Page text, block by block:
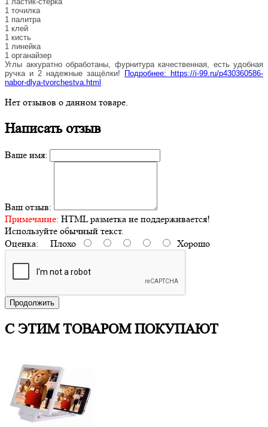
1 точилка
1 палитра
1 клей
1 кисть
1 линейка
1 органайзер
Углы аккуратно обработаны, фурнитура качественная, есть удобная
ручка и 2 надежные защёлки!
Подробнее: https://i-99.ru/p430360586-
nabor-dlya-tvorchestva.html
Нет отзывов о данном товаре.
Написать отзыв
Ваше имя:
Ваш отзыв:
Примечание: HTML разметка не поддерживается!
Используйте обычный текст.
Оценка: Плохо Хорошо
Продолжить
С ЭТИМ ТОВАРОМ ПОКУПАЮТ